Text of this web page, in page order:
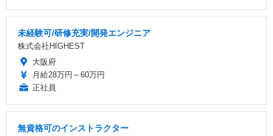
未経験可/研修充実/開発エンジニア
株式会社HIGHEST
大阪府
月給28万円～60万円
正社員
無資格可のインストラクター